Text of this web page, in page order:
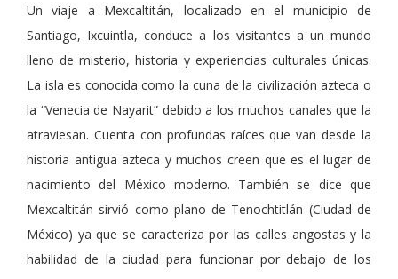
Un viaje a Mexcaltitán, localizado en el municipio de
Santiago, Ixcuintla, conduce a los visitantes a un mundo
lleno de misterio, historia y experiencias culturales únicas.
La isla es conocida como la cuna de la civilización azteca o
la “Venecia de Nayarit” debido a los muchos canales que la
atraviesan. Cuenta con profundas raíces que van desde la
historia antigua azteca y muchos creen que es el lugar de
nacimiento del México moderno. También se dice que
Mexcaltitán sirvió como plano de Tenochtitlán (Ciudad de
México) ya que se caracteriza por las calles angostas y la
habilidad de la ciudad para funcionar por debajo de los